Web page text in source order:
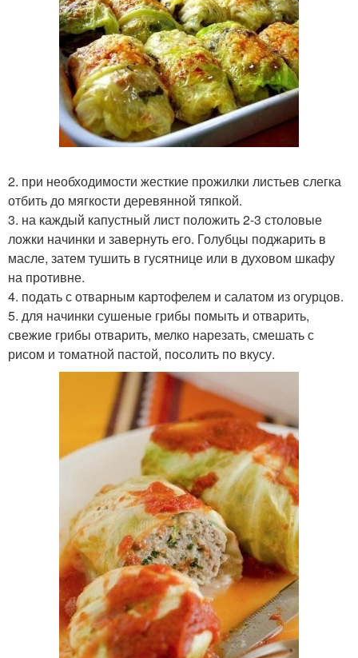
2. при необходимости жесткие прожилки листьев слегка
отбить до мягкости деревянной тяпкой.
3. на каждый капустный лист положить 2-3 столовые
ложки начинки и завернуть его. Голубцы поджарить в
масле, затем тушить в гусятнице или в духовом шкафу
на противне.
4. подать с отварным картофелем и салатом из огурцов.
5. для начинки сушеные грибы помыть и отварить,
свежие грибы отварить, мелко нарезать, смешать с
рисом и томатной пастой, посолить по вкусу.